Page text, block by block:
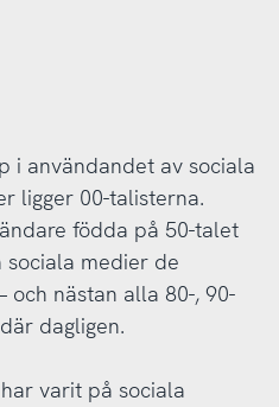
i användandet av sociala
ligger 00-talisterna.
födda på 50-talet
medier de
och nästan alla 80-, 90-
dagligen.
varit på sociala